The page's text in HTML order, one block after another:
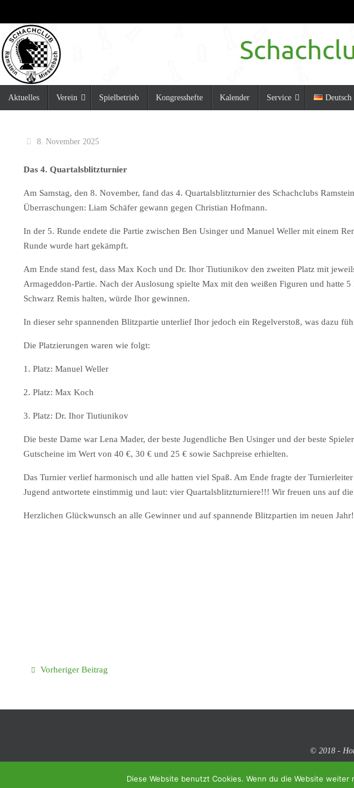
Inhalt
springen
Inhalt
Aktuelles Verein Spielbetrieb Kongresshefte Kalender Service Deutsch
8. November 2025
Das 4. Quartalsblitzturnier
Am Samstag, den 8. November, fand das 4. Quartalsblitzturnier des Schachclubs
Überraschungen: Liam Schäfer gewann gegen Christian Hofmann.
In der 5. Runde endete die Partie zwischen Ben Usinger und Manuel Weller mit einem
Runde wurde hart gekämpft.
Am Ende stand fest, dass Max Koch und Dr. Ihor Tiutiunikov den zweiten Platz mit
Armageddon-Partie. Nach der Auslosung spielte Max mit den weißen Figuren und
Schwarz Remis halten, würde Ihor gewinnen.
In dieser sehr spannenden Blitzpartie unterlief Ihor jedoch ein Regelverstoß, was dazu
Die Platzierungen waren wie folgt:
1. Platz: Manuel Weller
2. Platz: Max Koch
3. Platz: Dr. Ihor Tiutiunikov
Die beste Dame war Lena Mader, der beste Jugendliche Ben Usinger und der beste
Gutscheine im Wert von 40 €, 30 € und 25 € sowie Sachpreise erhielten.
Das Turnier verlief harmonisch und alle hatten viel Spaß. Am Ende fragte der
Jugend antwortete einstimmig und laut: vier Quartalsblitzturniere!!! Wir freuen uns auf
Herzlichen Glückwunsch an alle Gewinner und auf spannende Blitzpartien im neuen Jahr!
Vorheriger Beitrag
© 2018 -
Diese Website benutzt Cookies. Wenn du die Website